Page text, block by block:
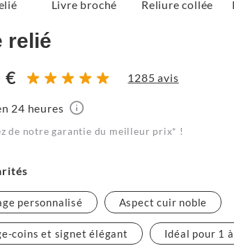
Livre broché Reliure collée
relié
€ 1285 avis
24 heures
de notre garantie du meilleur prix* !
personnalisé Aspect cuir noble
coins et signet élégant Idéal pour 1